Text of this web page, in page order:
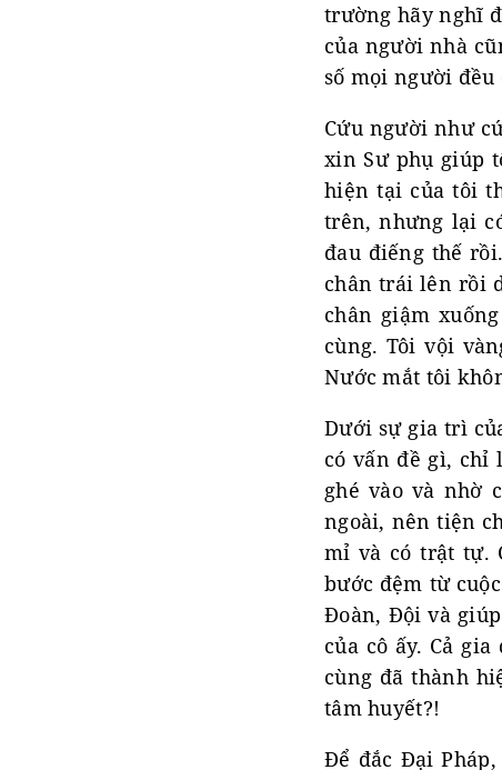
trường hãy nghĩ
của người nhà
số mọi người đều
Cứu người như
xin Sư phụ giúp
hiện tại của tôi
trên, nhưng lại
đau điếng thế
chân trái lên rồi
chân giậm
cùng. Tôi vội
Nước mắt tôi
Dưới sự gia trì
có vấn đề gì, chỉ
ghé vào và nhờ
ngoài, nên tiện
mỉ và có trật tự.
bước đệm từ
Đoàn, Đội và
của cô ấy. Cả
cùng đã thành
tâm huyết?!
Để đắc Đại